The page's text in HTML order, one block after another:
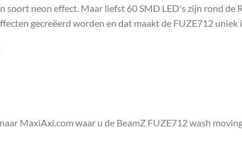
soort neon effect. Maar liefst 60 SMD LED's zijn rond de
gecreëerd worden en dat maakt de FUZE712 uniek
MaxiAxi.com waar u de BeamZ FUZE712 wash